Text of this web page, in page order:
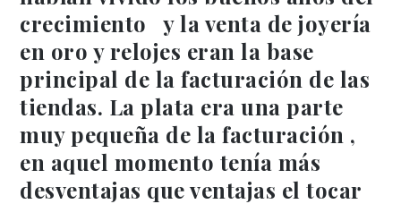
crecimiento y la venta de joyería
en oro y relojes eran la base
principal de la facturación de las
tiendas. La plata era una parte
muy pequeña de la facturación ,
en aquel momento tenía más
desventajas que ventajas el tocar